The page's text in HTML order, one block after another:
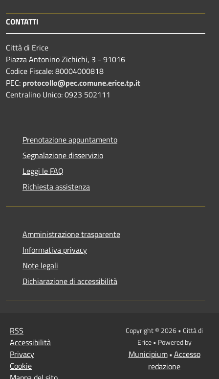
CONTATTI
Città di Erice
Piazza Antonino Zichichi, 3 - 91016
Codice Fiscale: 80004000818
PEC: protocollo@pec.comune.erice.tp.it
Centralino Unico: 0923 502111
Prenotazione appuntamento
Segnalazione disservizio
Leggi le FAQ
Richiesta assistenza
Amministrazione trasparente
Informativa privacy
Note legali
Dichiarazione di accessibilità
RSS
Accessibilità
Privacy
Cookie
Copyright © 2026 • Città di
Erice • Powered by
Municipium• Accesso
redazione